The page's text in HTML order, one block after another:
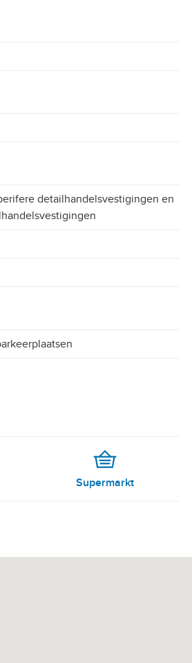
detailhandelsvestigingen en
Supermarkt